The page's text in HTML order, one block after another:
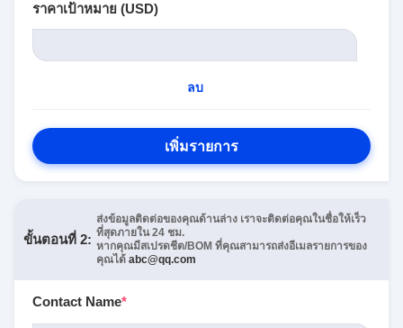
ราคาเป้าหมาย (USD)
ลบ
เพิ่มรายการ
ขั้นตอนที่ 2:
ส่งข้อมูลติดต่อของคุณด้านล่าง เราจะติดต่อคุณในชื่อให้เร็ว
ที่สุดภายใน 24 ชม.
หากคุณมีสเปรดชีต/BOM ที่คุณสามารถส่งอีเมลรายการของ
คุณได้ abc@qq.com
Contact Name*